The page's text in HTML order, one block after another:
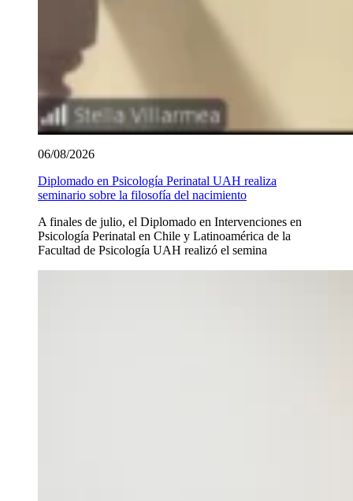
06/08/2026
Diplomado en Psicología Perinatal UAH realiza
seminario sobre la filosofía del nacimiento
A finales de julio, el Diplomado en Intervenciones en
Psicología Perinatal en Chile y Latinoamérica de la
Facultad de Psicología UAH realizó el semina